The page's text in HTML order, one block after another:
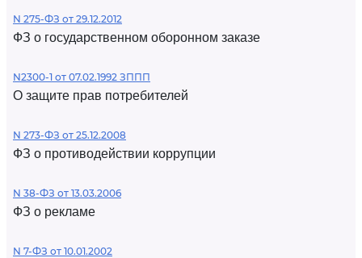
N 275-ФЗ от 29.12.2012
ФЗ о государственном оборонном заказе
N2300-1 от 07.02.1992 ЗППП
О защите прав потребителей
N 273-ФЗ от 25.12.2008
ФЗ о противодействии коррупции
N 38-ФЗ от 13.03.2006
ФЗ о рекламе
N 7-ФЗ от 10.01.2002